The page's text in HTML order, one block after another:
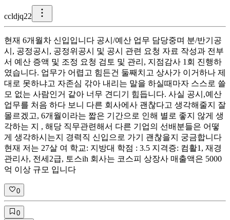
ccldjq22
현재 6개월차 신입입니다 공시/예산 업무 담당중며 분/반기공
시, 공정공시, 공정위공시 및 공시 관련 요청 자료 작성과 전부
서 예산 증액 및 조정 요청 검토 및 관리, 지점감사 1회 진행하
였습니다. 업무가 어렵고 힘든건 둘째치고 상사가 이거하나 제
대로 못하냐고 자존심 갂아 내리는 말을 하실때마자 스스로 쓸
모 없는 사람인거 같아 너무 견디기 힘듭니다. 사실 공시,예산
업무를 처음 하다 보니 다른 회사에사 괜찮다고 생각해줄지 잘
몰르겠고, 6개월이라는 짧은 기간으로 인해 별로 좋지 않게 생
각하는 지 , 해당 직무관련해서 다른 기업의 선배분들은 어떻
게 생각하시는지 경력직 신입으로 가기 괜찮을지 궁금합니다
현재 저는 27살 여 학교: 지방대 학점 : 3.5 지격증: 컴활1, 재경
관리사, 전세2급, 토스ih 회사는 코스피 상장사 매출액은 5000
억 이상 규모 입니다
0
0